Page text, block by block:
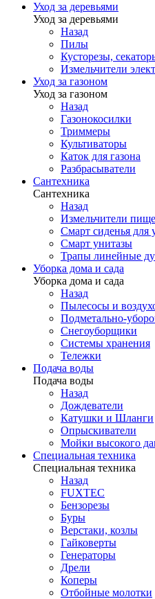
Уход за деревьями
Уход за деревьями
Назад
Пилы
Кусторезы,
Измельчители
Уход за газоном
Уход за газоном
Назад
Газонокосилки
Триммеры
Культиваторы
Каток для газона
Разбрасыватели
Сантехника
Сантехника
Назад
Измельчители
Смарт сиденья для
Смарт унитазы
Трапы линейные
Уборка дома и сада
Уборка дома и сада
Назад
Пылесосы и
Подметально-
Снегоуборщики
Системы хранения
Тележки
Подача воды
Подача воды
Назад
Дождеватели
Катушки и Шланги
Опрыскиватели
Мойки высокого
Специальная техника
Специальная техника
Назад
FUXTEC
Бензорезы
Буры
Верстаки, козлы
Гайковерты
Генераторы
Дрели
Коперы
Отбойные молотки